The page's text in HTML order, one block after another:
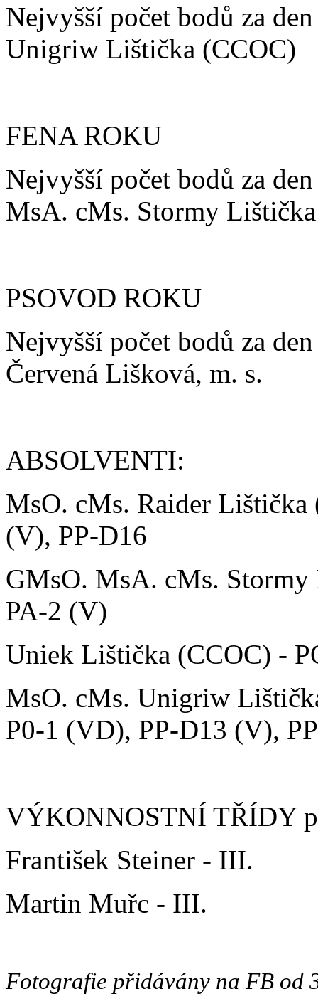
Nejvyšší počet bodů za
Unigriw Lištička (CCOC)
FENA ROKU
Nejvyšší počet bodů za
MsA. cMs. Stormy
PSOVOD ROKU
Nejvyšší počet bodů za
Červená Lišková, m. s.
ABSOLVENTI:
MsO. cMs. Raider
(V), PP-D16
GMsO. MsA. cMs.
PA-2 (V)
Uniek Lištička (CCOC) -
MsO. cMs. Unigriw
P0-1 (VD), PP-D13 (V),
VÝKONNOSTNÍ TŘÍDY
František Steiner - III.
Martin Muřc - III.
Fotografie přidávány na FB od